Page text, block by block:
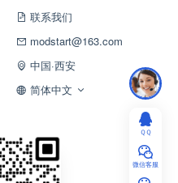
联系我们
modstart@163.com
中国·西安
简体中文
ＱＱ
微信客服